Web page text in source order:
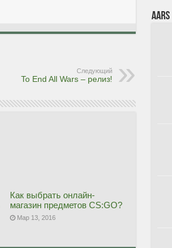
Следующий
To End All Wars – релиз!
Как выбрать онлайн-
магазин предметов CS:GO?
Мар 13, 2016
AARs